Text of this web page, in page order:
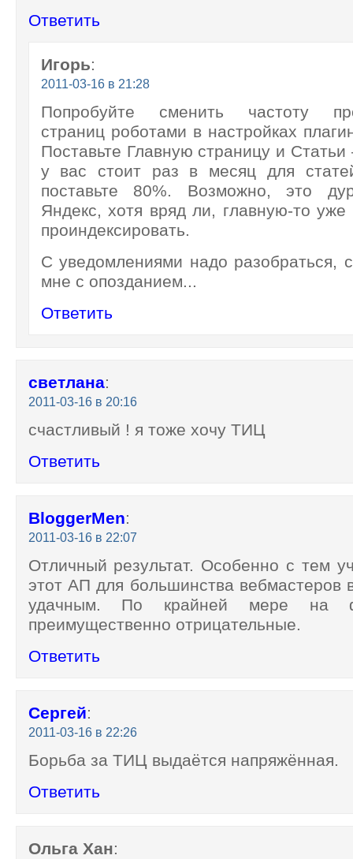
Ответить
Игорь:
2011-03-16 в 21:28
Попробуйте сменить частоту
страниц роботами в настройках
Поставьте Главную страницу и
у вас стоит раз в месяц для
поставьте 80%. Возможно, это
Яндекс, хотя вряд ли, главную-то
проиндексировать.
С уведомлениями надо разобраться,
мне с опозданием...
Ответить
светлана:
2011-03-16 в 20:16
счастливый ! я тоже хочу ТИЦ
Ответить
BloggerMen:
2011-03-16 в 22:07
Отличный результат. Особенно с тем
этот АП для большинства вебмастеров
удачным. По крайней мере на
преимущественно отрицательные.
Ответить
Сергей:
2011-03-16 в 22:26
Борьба за ТИЦ выдаётся напряжённая.
Ответить
Ольга Хан: